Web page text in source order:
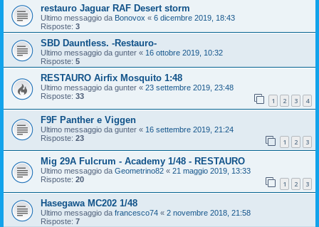
restauro Jaguar RAF Desert storm
Ultimo messaggio da Bonovox « 6 dicembre 2019, 18:43
Risposte: 3
SBD Dauntless. -Restauro-
Ultimo messaggio da gunter « 16 ottobre 2019, 10:32
Risposte: 5
RESTAURO Airfix Mosquito 1:48
Ultimo messaggio da gunter « 23 settembre 2019, 23:48
Risposte: 33 1 2 3 4
F9F Panther e Viggen
Ultimo messaggio da gunter « 16 settembre 2019, 21:24
Risposte: 23 1 2 3
Mig 29A Fulcrum - Academy 1/48 - RESTAURO
Ultimo messaggio da Geometrino82 « 21 maggio 2019, 13:33
Risposte: 20 1 2 3
Hasegawa MC202 1/48
Ultimo messaggio da francesco74 « 2 novembre 2018, 21:58
Risposte: 7